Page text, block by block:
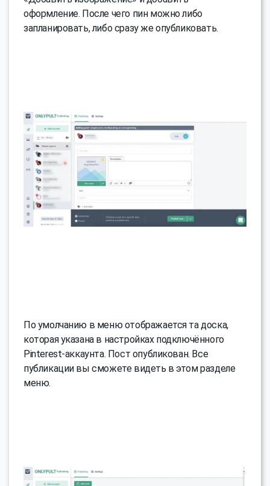
оформление. После чего пин можно либо
запланировать, либо сразу же опубликовать.
По умолчанию в меню отображается та доска,
которая указана в настройках подключённого
Pinterest-аккаунта. Пост опубликован. Все
публикации вы сможете видеть в этом разделе
меню.